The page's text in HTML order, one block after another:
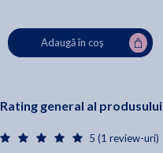
Adaugă în coș
Rating general al produsului
5 (1 review-uri)